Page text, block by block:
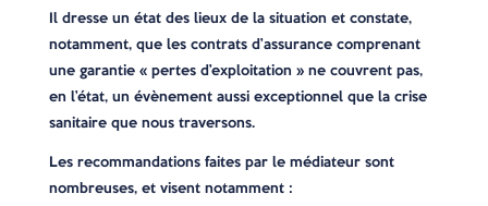
Il dresse un état des lieux de la situation et constate,
notamment, que les contrats d’assurance comprenant
une garantie « pertes d’exploitation » ne couvrent pas,
en l’état, un évènement aussi exceptionnel que la crise
sanitaire que nous traversons.
Les recommandations faites par le médiateur sont
nombreuses, et visent notamment :